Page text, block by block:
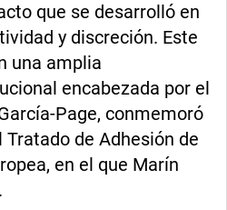
que se desarrolló en
y discreción. Este
una amplia
encabezada por el
Page, conmemoró
de Adhesión de
en el que Marín